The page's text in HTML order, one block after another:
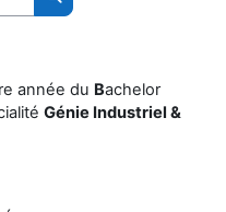
搜索课程
année du Bachelor
Génie Industriel &